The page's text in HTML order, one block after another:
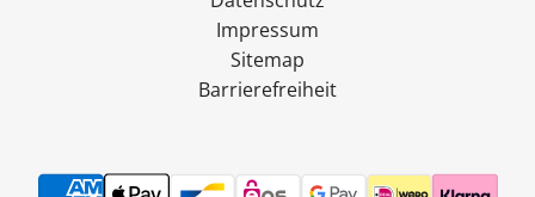
Impressum
Sitemap
Barrierefreiheit